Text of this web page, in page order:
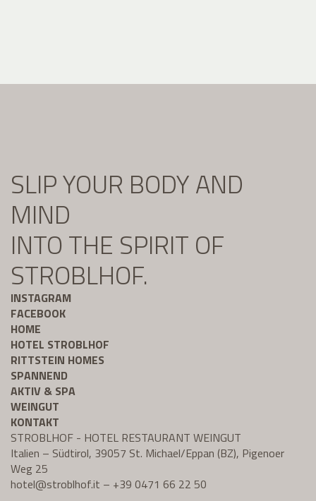
SLIP YOUR BODY AND
MIND
INTO THE SPIRIT OF
STROBLHOF.
INSTAGRAM
FACEBOOK
HOME
HOTEL STROBLHOF
RITTSTEIN HOMES
SPANNEND
AKTIV & SPA
WEINGUT
KONTAKT
STROBLHOF - HOTEL RESTAURANT WEINGUT
Italien – Südtirol, 39057 St. Michael/Eppan (BZ), Pigenoer
Weg 25
hotel@stroblhof.it – +39 0471 66 22 50